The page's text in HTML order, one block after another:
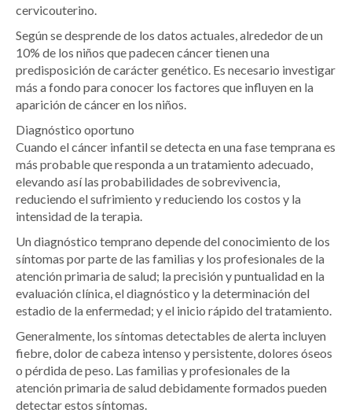
cervicouterino.
Según se desprende de los datos actuales, alrededor de un
10% de los niños que padecen cáncer tienen una
predisposición de carácter genético. Es necesario investigar
más a fondo para conocer los factores que influyen en la
aparición de cáncer en los niños.
Diagnóstico oportuno
Cuando el cáncer infantil se detecta en una fase temprana es
más probable que responda a un tratamiento adecuado,
elevando así las probabilidades de sobrevivencia,
reduciendo el sufrimiento y reduciendo los costos y la
intensidad de la terapia.
Un diagnóstico temprano depende del conocimiento de los
síntomas por parte de las familias y los profesionales de la
atención primaria de salud; la precisión y puntualidad en la
evaluación clínica, el diagnóstico y la determinación del
estadio de la enfermedad; y el inicio rápido del tratamiento.
Generalmente, los síntomas detectables de alerta incluyen
fiebre, dolor de cabeza intenso y persistente, dolores óseos
o pérdida de peso. Las familias y profesionales de la
atención primaria de salud debidamente formados pueden
detectar estos síntomas.